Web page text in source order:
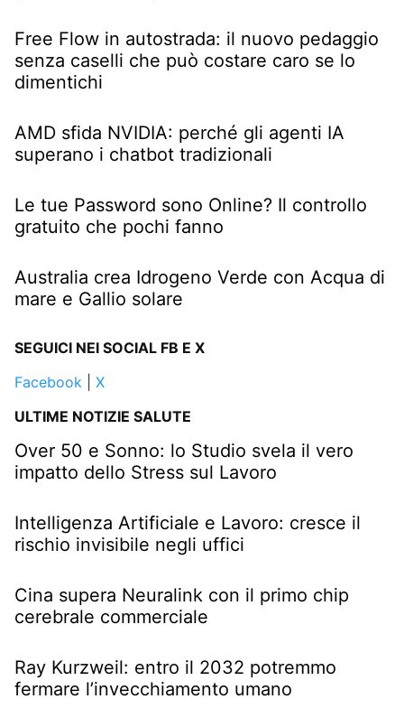
Free Flow in autostrada: il nuovo pedaggio
senza caselli che può costare caro se lo
dimentichi
AMD sfida NVIDIA: perché gli agenti IA
superano i chatbot tradizionali
Le tue Password sono Online? Il controllo
gratuito che pochi fanno
Australia crea Idrogeno Verde con Acqua di
mare e Gallio solare
SEGUICI NEI SOCIAL FB E X
Facebook
X
ULTIME NOTIZIE SALUTE
Over 50 e Sonno: lo Studio svela il vero
impatto dello Stress sul Lavoro
Intelligenza Artificiale e Lavoro: cresce il
rischio invisibile negli uffici
Cina supera Neuralink con il primo chip
cerebrale commerciale
Ray Kurzweil: entro il 2032 potremmo
fermare l’invecchiamento umano